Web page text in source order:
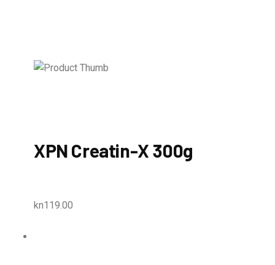
XPN Creatin-X 300g
kn119.00